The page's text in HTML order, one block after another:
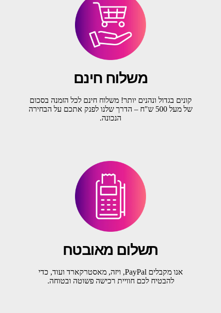
משלוח חינם
קונים בגדול ונהנים יותר! משלוח חינם לכל הזמנה בסכום
של מעל 500 ש"ח – הדרך שלנו לפנק אתכם על הבחירה
הנכונה.
תשלום מאובטח
אנו מקבלים PayPal, ויזה, מאסטרקארד ועוד, כדי
להבטיח לכם חוויית רכישה פשוטה ובטוחה.